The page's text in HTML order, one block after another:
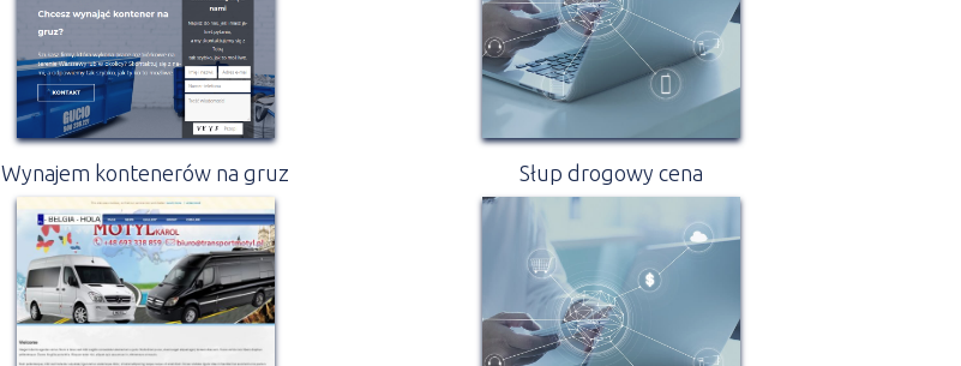
Wynajem kontenerów na gruz Słup drogowy cena